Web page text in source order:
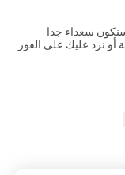
سنكون سعداء جدا